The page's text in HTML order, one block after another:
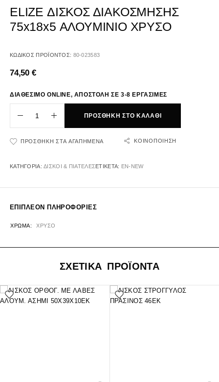
ELIZE ΔΙΣΚΟΣ ΔΙΑΚΟΣΜΗΣΗΣ
75x18x5 ΑΛΟΥΜΙΝΙΟ ΧΡΥΣΟ
ΚΩΔΙΚΌΣ ΠΡΟΪΌΝΤΟΣ: 80-023583
74,50 €
ΔΙΑΘΕΣΙΜΟ ONLINE, ΑΠΟΣΤΟΛΗ ΣΕ 3-8 ΕΡΓΑΣΙΜΕΣ
ΠΡΟΣΘΉΚΗ ΣΤΟ ΚΑΛΆΘΙ
ΠΡΟΣΘΉΚΗ ΣΤΑ ΑΓΑΠΗΜΈΝΑ ΚΟΙΝΟΠΟΊΗΣΗ
ΚΑΤΗΓΟΡΊΑ:ΔΙΣΚΟΙ & ΠΙΑΤΕΛΕΣΕΤΙΚΈΤΑ: EN-NEW
ΕΠΙΠΛΈΟΝ ΠΛΗΡΟΦΟΡΊΕΣ
ΧΡΏΜΑ ΧΡΥΣΟ
ΣΧΕΤΙΚΑ ΠΡΟΪΟΝΤΑ